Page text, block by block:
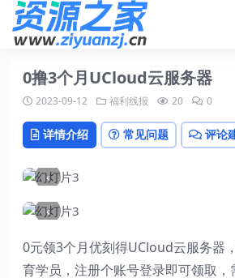
0撸3个月UCloud云服务器
2023-09-12 福利线报 20 0
详情介绍 常见问题 评论
‹
‹
0元领3个月优刻得UCloud云服务器
育学员，注册个账号登录即可领取，